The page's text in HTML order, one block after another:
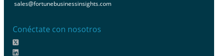
sales@fortunebusinessinsights.com
Conéctate con nosotros